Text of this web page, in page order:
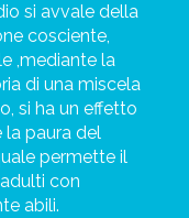
si avvale della
cosciente,
,mediante la
di una miscela
si ha un effetto
la paura del
permette il
con
abili.